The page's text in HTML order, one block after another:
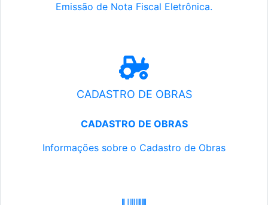
Emissão de Nota Fiscal Eletrônica.
CADASTRO DE OBRAS
CADASTRO DE OBRAS
Informações sobre o Cadastro de Obras